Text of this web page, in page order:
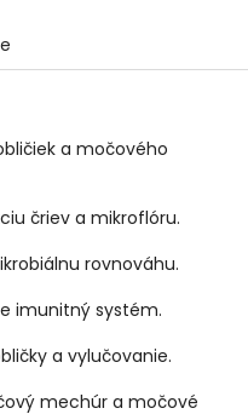
a močového
čriev a mikroflóru.
rovnováhu.
imunitný systém.
a vylučovanie.
mechúr a močové